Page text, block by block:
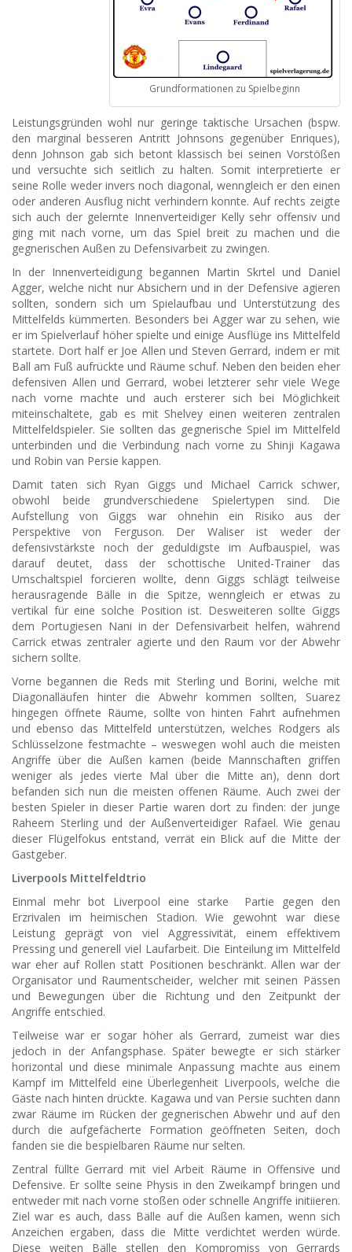
Grundformationen zu Spielbeginn
Leistungsgründen wohl nur geringe taktische Ursachen (bspw.
den marginal besseren Antritt Johnsons gegenüber Enriques),
denn Johnson gab sich betont klassisch bei seinen Vorstößen
und versuchte sich seitlich zu halten. Somit interpretierte er
seine Rolle weder invers noch diagonal, wenngleich er den einen
oder anderen Ausflug nicht verhindern konnte. Auf rechts zeigte
sich auch der gelernte Innenverteidiger Kelly sehr offensiv und
ging mit nach vorne, um das Spiel breit zu machen und die
gegnerischen Außen zu Defensivarbeit zu zwingen.
In der Innenverteidigung begannen Martin Skrtel und Daniel
Agger, welche nicht nur Absichern und in der Defensive agieren
sollten, sondern sich um Spielaufbau und Unterstützung des
Mittelfelds kümmerten. Besonders bei Agger war zu sehen, wie
er im Spielverlauf höher spielte und einige Ausflüge ins Mittelfeld
startete. Dort half er Joe Allen und Steven Gerrard, indem er mit
Ball am Fuß aufrückte und Räume schuf. Neben den beiden eher
defensiven Allen und Gerrard, wobei letzterer sehr viele Wege
nach vorne machte und auch ersterer sich bei Möglichkeit
miteinschaltete, gab es mit Shelvey einen weiteren zentralen
Mittelfeldspieler. Sie sollten das gegnerische Spiel im Mittelfeld
unterbinden und die Verbindung nach vorne zu Shinji Kagawa
und Robin van Persie kappen.
Damit taten sich Ryan Giggs und Michael Carrick schwer,
obwohl beide grundverschiedene Spielertypen sind. Die
Aufstellung von Giggs war ohnehin ein Risiko aus der
Perspektive von Ferguson. Der Waliser ist weder der
defensivstärkste noch der geduldigste im Aufbauspiel, was
darauf deutet, dass der schottische United-Trainer das
Umschaltspiel forcieren wollte, denn Giggs schlägt teilweise
herausragende Bälle in die Spitze, wenngleich er etwas zu
vertikal für eine solche Position ist. Desweiteren sollte Giggs
dem Portugiesen Nani in der Defensivarbeit helfen, während
Carrick etwas zentraler agierte und den Raum vor der Abwehr
sichern sollte.
Vorne begannen die Reds mit Sterling und Borini, welche mit
Diagonalläufen hinter die Abwehr kommen sollten, Suarez
hingegen öffnete Räume, sollte von hinten Fahrt aufnehmen
und ebenso das Mittelfeld unterstützen, welches Rodgers als
Schlüsselzone festmachte – weswegen wohl auch die meisten
Angriffe über die Außen kamen (beide Mannschaften griffen
weniger als jedes vierte Mal über die Mitte an), denn dort
befanden sich nun die meisten offenen Räume. Auch zwei der
besten Spieler in dieser Partie waren dort zu finden: der junge
Raheem Sterling und der Außenverteidiger Rafael. Wie genau
dieser Flügelfokus entstand, verrät ein Blick auf die Mitte der
Gastgeber.
Liverpools Mittelfeldtrio
Einmal mehr bot Liverpool eine starke Partie gegen den
Erzrivalen im heimischen Stadion. Wie gewohnt war diese
Leistung geprägt von viel Aggressivität, einem effektivem
Pressing und generell viel Laufarbeit. Die Einteilung im Mittelfeld
war eher auf Rollen statt Positionen beschränkt. Allen war der
Organisator und Raumentscheider, welcher mit seinen Pässen
und Bewegungen über die Richtung und den Zeitpunkt der
Angriffe entschied.
Teilweise war er sogar höher als Gerrard, zumeist war dies
jedoch in der Anfangsphase. Später bewegte er sich stärker
horizontal und diese minimale Anpassung machte aus einem
Kampf im Mittelfeld eine Überlegenheit Liverpools, welche die
Gäste nach hinten drückte. Kagawa und van Persie suchten dann
zwar Räume im Rücken der gegnerischen Abwehr und auf den
durch die aufgefächerte Formation geöffneten Seiten, doch
fanden sie die bespielbaren Räume nur selten.
Zentral füllte Gerrard mit viel Arbeit Räume in Offensive und
Defensive. Er sollte seine Physis in den Zweikampf bringen und
entweder mit nach vorne stoßen oder schnelle Angriffe initiieren.
Ziel war es auch, dass Bälle auf die Außen kamen, wenn sich
Anzeichen ergaben, dass die Mitte verdichtet werden würde.
Diese weiten Bälle stellen den Kompromiss von Gerrards